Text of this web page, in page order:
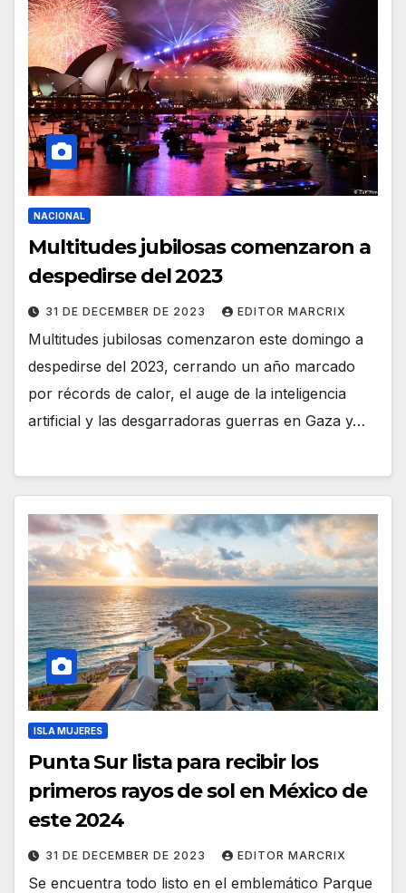
NACIONAL
Multitudes jubilosas comenzaron a
despedirse del 2023
31 DE DECEMBER DE 2023 EDITOR MARCRIX
Multitudes jubilosas comenzaron este domingo a
despedirse del 2023, cerrando un año marcado
por récords de calor, el auge de la inteligencia
artificial y las desgarradoras guerras en Gaza y…
ISLA MUJERES
Punta Sur lista para recibir los
primeros rayos de sol en México de
este 2024
31 DE DECEMBER DE 2023 EDITOR MARCRIX
Se encuentra todo listo en el emblemático Parque